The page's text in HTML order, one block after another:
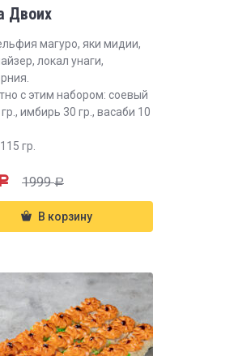
Двоих
магуро, яки мидии,
локал унаги,
с этим набором: соевый
имбирь 30 гр., васаби 10
гр.
1999Р
В корзину